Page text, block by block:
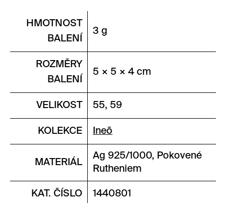
HMOTNOST
BALENÍ
3 g
ROZMĚRY
BALENÍ
5 × 5 × 4 cm
VELIKOST 55, 59
KOLEKCE Ineō
MATERIÁL
Ag 925/1000, Pokovené
Rutheniem
KAT. ČÍSLO 1440801